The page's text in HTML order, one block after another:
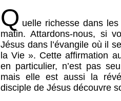
Q uelle richesse dans
matin. Attardons-nous, si
Jésus dans l’évangile où il
la Vie ». Cette affirmation
en particulier, n’est pas
mais elle est aussi la
disciple de Jésus découvre